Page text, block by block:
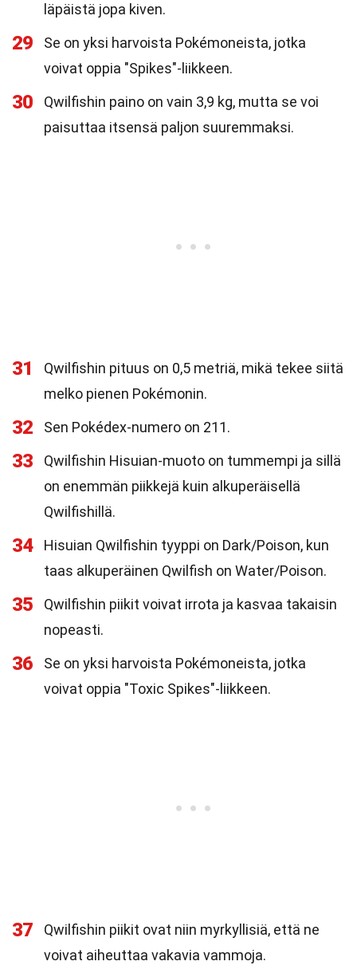
läpäistä jopa kiven.
29
Se on yksi harvoista Pokémoneista, jotka
voivat oppia "Spikes"-liikkeen.
30
Qwilfishin paino on vain 3,9 kg, mutta se voi
paisuttaa itsensä paljon suuremmaksi.
31
Qwilfishin pituus on 0,5 metriä, mikä tekee siitä
melko pienen Pokémonin.
32 Sen Pokédex-numero on 211.
33
Qwilfishin Hisuian-muoto on tummempi ja sillä
on enemmän piikkejä kuin alkuperäisellä
Qwilfishillä.
34
Hisuian Qwilfishin tyyppi on Dark/Poison, kun
taas alkuperäinen Qwilfish on Water/Poison.
35
Qwilfishin piikit voivat irrota ja kasvaa takaisin
nopeasti.
36
Se on yksi harvoista Pokémoneista, jotka
voivat oppia "Toxic Spikes"-liikkeen.
37
Qwilfishin piikit ovat niin myrkyllisiä, että ne
voivat aiheuttaa vakavia vammoja.